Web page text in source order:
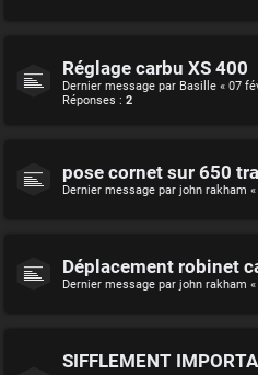
Réglage carbu XS 400
Dernier message par Basille « 07
Réponses : 2
pose cornet sur 650
Dernier message par john rakham «
Déplacement robinet
Dernier message par john rakham «
SIFFLEMENT